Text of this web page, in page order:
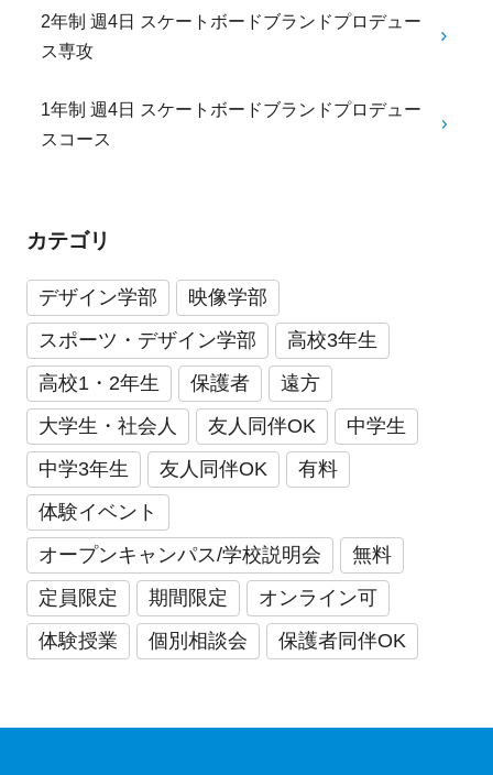
2年制 週4日 スケートボードブランドプロデュー
ス専攻
1年制 週4日 スケートボードブランドプロデュー
スコース
カテゴリ
デザイン学部
映像学部
スポーツ・デザイン学部
高校3年生
高校1・2年生
保護者
遠方
大学生・社会人
友人同伴OK
中学生
中学3年生
友人同伴OK
有料
体験イベント
オープンキャンパス/学校説明会
無料
定員限定
期間限定
オンライン可
体験授業
個別相談会 保護者同伴OK